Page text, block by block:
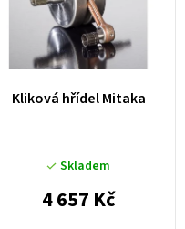
Kliková hřídel Mitaka
Skladem
4 657 Kč